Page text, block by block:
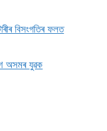
বিসংগতিৰ ফলত
অসমৰ যুৱক